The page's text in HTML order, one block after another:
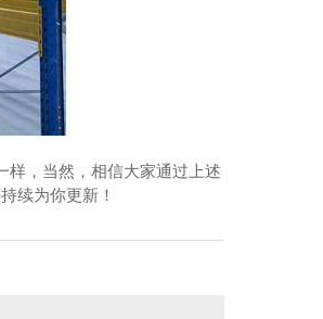
，当然，相信大家通过上述
续为你更新！